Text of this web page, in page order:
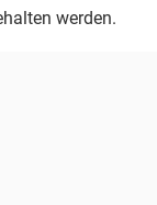
werden.